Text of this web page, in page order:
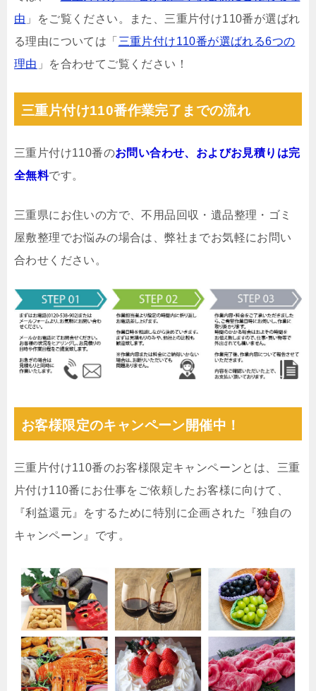
由 」をご覧ください。また、三重片付け110番が選ばれ
る理由については「 三重片付け110番が選ばれる6つの
理由 」を合わせてご覧ください！
三重片付け110番作業完了までの流れ
三重片付け110番のお問い合わせ、およびお見積りは完
全無料です。
三重県にお住いの方で、不用品回収・遺品整理・ゴミ
屋敷整理でお悩みの場合は、弊社までお気軽にお問い
合わせください。
お客様限定のキャンペーン開催中！
三重片付け110番のお客様限定キャンペーンとは、三重
片付け110番にお仕事をご依頼したお客様に向けて、
『利益還元』をするために特別に企画された『独自の
キャンペーン』です。